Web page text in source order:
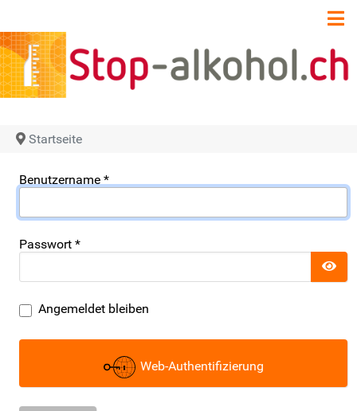
Startseite
Benutzername *
Passwort *
Angemeldet bleiben
Web-Authentifizierung